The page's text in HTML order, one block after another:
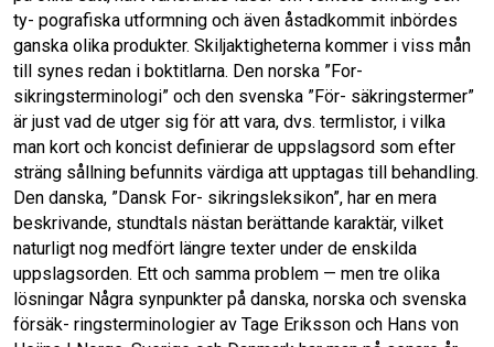
b
o
k
t l e
d
n